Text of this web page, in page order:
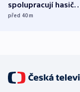
spolupracují hasiči
různých zemí
před 40m